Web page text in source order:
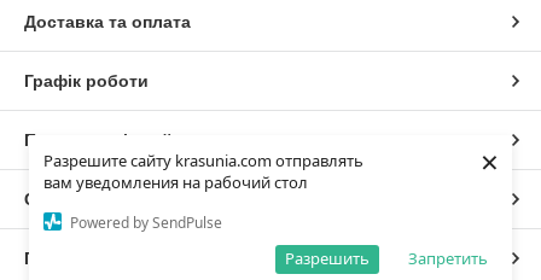
Разрешите сайту krasunia.com отправлять
вам уведомления на рабочий стол
Powered by SendPulse
Запретить
Разрешить
×
Доставка та оплата
Графік роботи
Повна версія сайту
Сайт створено на маркетплейсі
Політика конфіденційності